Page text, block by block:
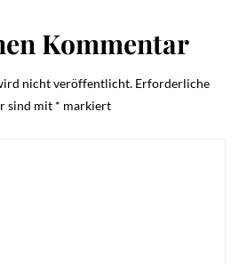
Kommentar
nicht veröffentlicht. Erforderliche
sind mit * markiert